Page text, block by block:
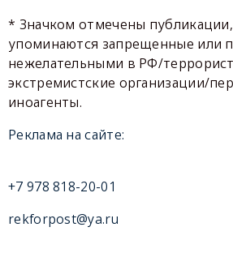
* Значком отмечены
упоминаются запрещенные или
нежелательными в РФ/
экстремистские организации/
иноагенты.
Реклама на сайте:
+7 978 818-20-01
rekforpost@ya.ru